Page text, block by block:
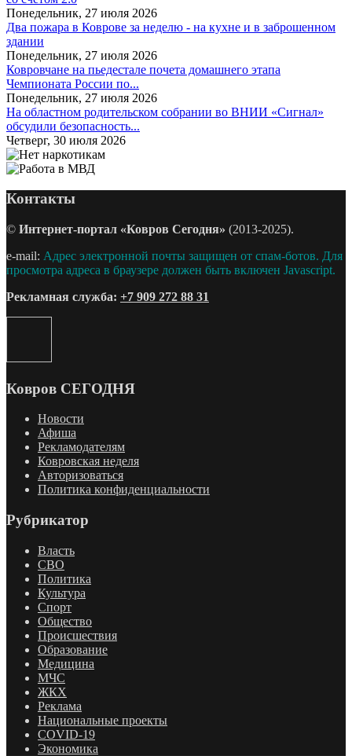
Понедельник, 27 июля 2026
Два пожара в Коврове за неделю - на кухне и в заброшенном
здании
Понедельник, 27 июля 2026
Ковровчане на пьедестале почета домашнего этапа
Чемпионата России по...
Понедельник, 27 июля 2026
На областном родительском собрании во ВНИИ «Сигнал»
обсудили безопасность...
Четверг, 30 июля 2026
Контакты
© Интернет-портал «Ковров Сегодня» (2013-2025).
e-mail: Адрес электронной почты защищен от спам-ботов. Для
просмотра адреса в браузере должен быть включен Javascript.
Рекламная служба: +7 909 272 88 31
Ковров СЕГОДНЯ
Новости
Афиша
Рекламодателям
Ковровская неделя
Авторизоваться
Политика конфиденциальности
Рубрикатор
Власть
СВО
Политика
Культура
Спорт
Общество
Происшествия
Образование
Медицина
МЧС
ЖКХ
Реклама
Национальные проекты
COVID-19
Экономика